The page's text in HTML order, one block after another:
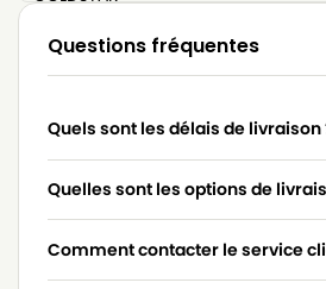
LG-
LG-GOLDSTAR 4200
GOLDSTAR
LG-GOLDSTAR 5000
LG-
GOLDSTAR
LG-GOLDSTAR
LG-
GOLDSTAR
LG-GOLDSTAR
Questions fréquentes
Quels sont les délais de livraison
Quelles sont les options de
Comment contacter le service